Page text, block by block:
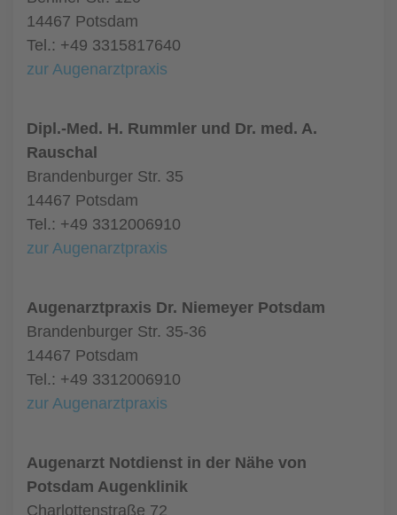
14467 Potsdam
Tel.: +49 3315817640
zur Augenarztpraxis
Dipl.-Med. H. Rummler und Dr. med. A.
Rauschal
Brandenburger Str. 35
14467 Potsdam
Tel.: +49 3312006910
zur Augenarztpraxis
Augenarztpraxis Dr. Niemeyer Potsdam
Brandenburger Str. 35-36
14467 Potsdam
Tel.: +49 3312006910
zur Augenarztpraxis
Augenarzt Notdienst in der Nähe von
Potsdam Augenklinik
Charlottenstraße 72